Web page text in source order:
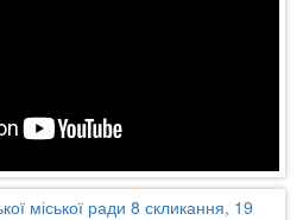
міської ради 8 скликання, 19